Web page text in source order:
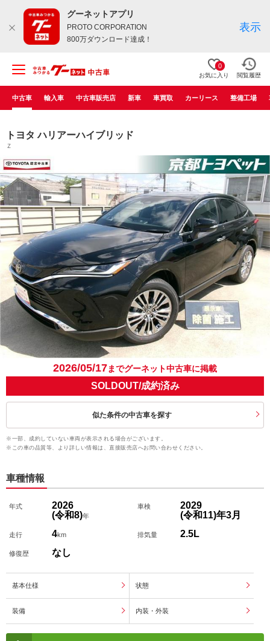
グーネットアプリ
PROTO CORPORATION
800万ダウンロード達成！
表示
0
お気に入り 閲覧履歴
中古車 輸入車 中古車販売店 新車 車買取 カーリース 整備工場
トヨタ ハリアーハイブリッド
Ｚ
2026/05/17までグーネット中古車に掲載
SOLDOUT/成約済み
似た条件の中古車を探す
※一部、成約していない車両が表示される場合がございます。
※この車の品質等、より詳しい情報は、直接販売店へお問い合わせください。
車種情報
年式
2026
(令和8)年
車検
2029
(令和11)年3月
走行 4km 排気量 2.5L
修復歴 なし
基本仕様 状態
装備 内装・外装